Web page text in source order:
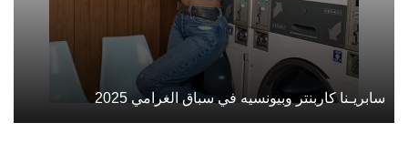
سابريـنا كاربنتر وبيونسيه في سباق الغرامي 2025